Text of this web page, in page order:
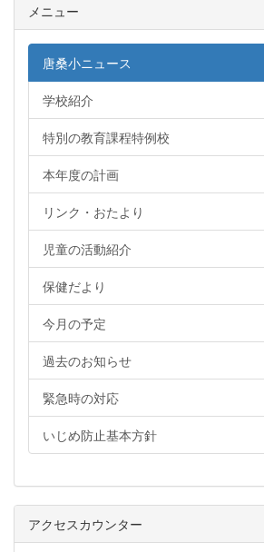
メニュー
唐桑小ニュース
学校紹介
特別の教育課程特例校
本年度の計画
リンク・おたより
児童の活動紹介
保健だより
今月の予定
過去のお知らせ
緊急時の対応
いじめ防止基本方針
アクセスカウンター